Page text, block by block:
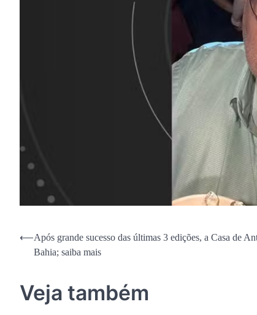
Navegação
⟵Após grande sucesso das últimas 3 edições, a Casa de
Bahia; saiba mais
Veja também